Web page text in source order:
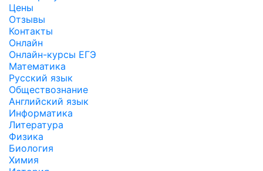
Цены
Отзывы
Контакты
Онлайн
Онлайн-курсы ЕГЭ
Математика
Русский язык
Обществознание
Английский язык
Информатика
Литература
Физика
Биология
Химия